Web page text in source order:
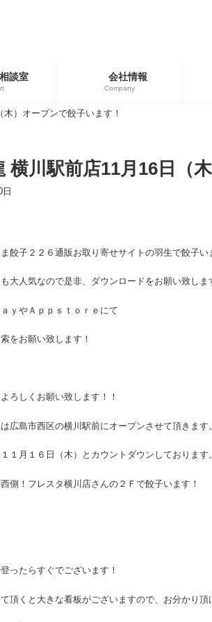
談室 会社情報
Company
餃子の皮・春巻の皮
）オープンで餃子います！
横川駅前店11月16日（
餃子２２６通販お取り寄せサイトの羽生で餃子い
大人気なので是非、ダウンロードをお願い致しま
ｙやＡｐｐｓｔｏｒｅにて
をお願い致します！
ろしくお願い致します！！
広島市西区の横川駅前にオープンさせて頂きます。
１月１６日（木）とカウントダウンしております。
側！フレスタ横川店さんの２Ｆで餃子います！
ったらすぐでございます！
頂くと大きな看板がございますので、お分かり頂